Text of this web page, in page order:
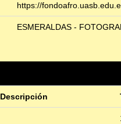
https://
ESMERALDAS -
Descripción